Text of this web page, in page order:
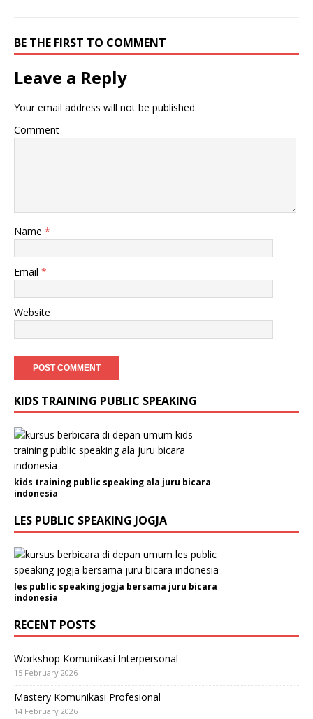
BE THE FIRST TO COMMENT
Leave a Reply
Your email address will not be published.
Comment
Name *
Email *
Website
KIDS TRAINING PUBLIC SPEAKING
kids training public speaking ala juru bicara
indonesia
LES PUBLIC SPEAKING JOGJA
les public speaking jogja bersama juru bicara
indonesia
RECENT POSTS
Workshop Komunikasi Interpersonal
15 February 2026
Mastery Komunikasi Profesional
14 February 2026